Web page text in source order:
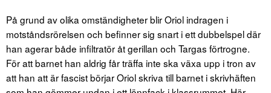
På grund av olika omständigheter blir Oriol indragen i
motståndsrörelsen och befinner sig snart i ett dubbelspel där
han agerar både infiltratör åt gerillan och Targas förtrogne.
För att barnet han aldrig får träffa inte ska växa upp i tron av
att han att är fascist börjar Oriol skriva till barnet i skrivhäften